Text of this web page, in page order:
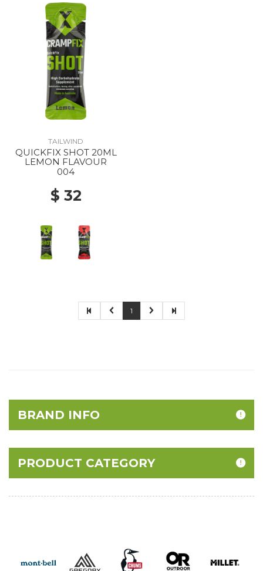
TAILWIND
QUICKFIX SHOT 20ML
LEMON FLAVOUR
004
$ 32
1
BRAND INFO
PRODUCT CATEGORY